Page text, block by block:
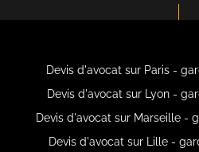
Devis d'avocat sur Paris -
Devis d'avocat sur Lyon -
Devis d'avocat sur Marseille -
Devis d'avocat sur Lille -